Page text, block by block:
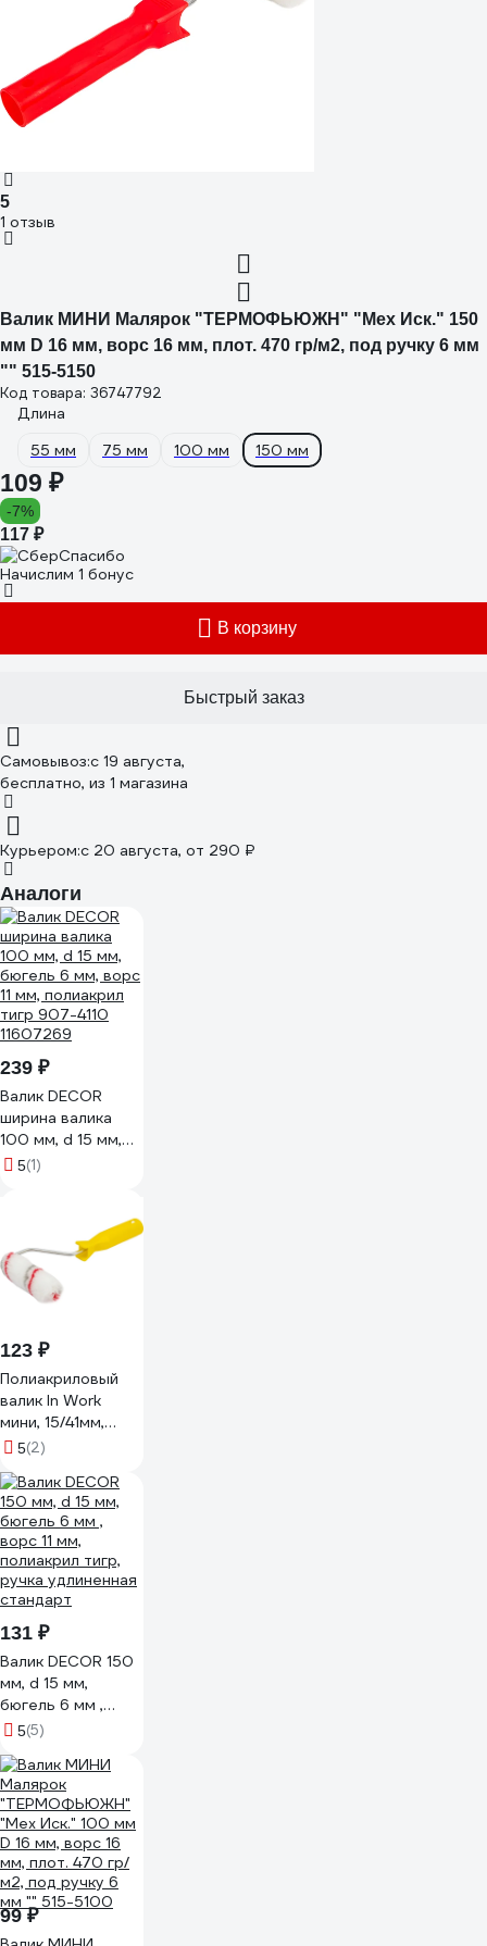
5
1 отзыв
Валик МИНИ Малярок "ТЕРМОФЬЮЖН" "Мех Иск." 150
мм D 16 мм, ворс 16 мм, плот. 470 гр/м2, под ручку 6 мм
"" 515-5150
Код товара: 36747792
Длина
55 мм
75 мм 100 мм 150 мм
109 ₽
-7%
117 ₽
Начислим 1 бонус
В корзину
Быстрый заказ
Самовывоз:c 19 августа,
бесплатно, из 1 магазина
Курьером:c 20 августа, от 290 ₽
Аналоги
239 ₽
Валик DECOR
ширина валика
100 мм, d 15 мм,
бюгель 6 мм, ворс
5(1)
123 ₽
Полиакриловый
валик In Work
мини, 15/41мм,
ворс 13мм, 100 мм
5(2)
131 ₽
Валик DECOR 150
мм, d 15 мм,
бюгель 6 мм ,
ворс 11 мм,
ручка удлиненная
стандарт
5(5)
99 ₽